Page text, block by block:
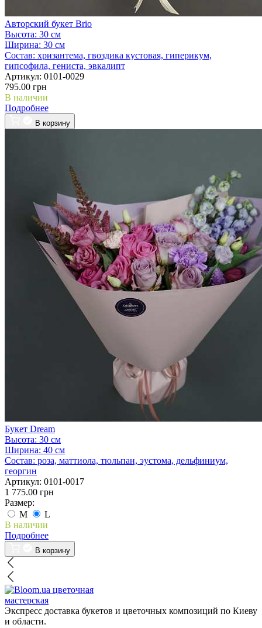
Авторский букет Brio
Высота: 30 см
Ширина: 30 см
Состав: хризантема, гвоздика кустовая, гиперикум,
гипсофила, гениста, эвкалипт
Артикул: 0101-0029
795.00 грн
В наличии
Подробнее
В корзину
Букет Dream
Высота: 30 см
Ширина: 40 см
Состав: роза, маттиола, тюльпан, эустома, дельфиниум,
георгин
Артикул: 0101-0017
1 775.00 грн
Размер:
M
L
В наличии
Подробнее
В корзину
цветочная
мастерская
Экспресс доставка букетов и цветочных композиций по Киеву
и области.